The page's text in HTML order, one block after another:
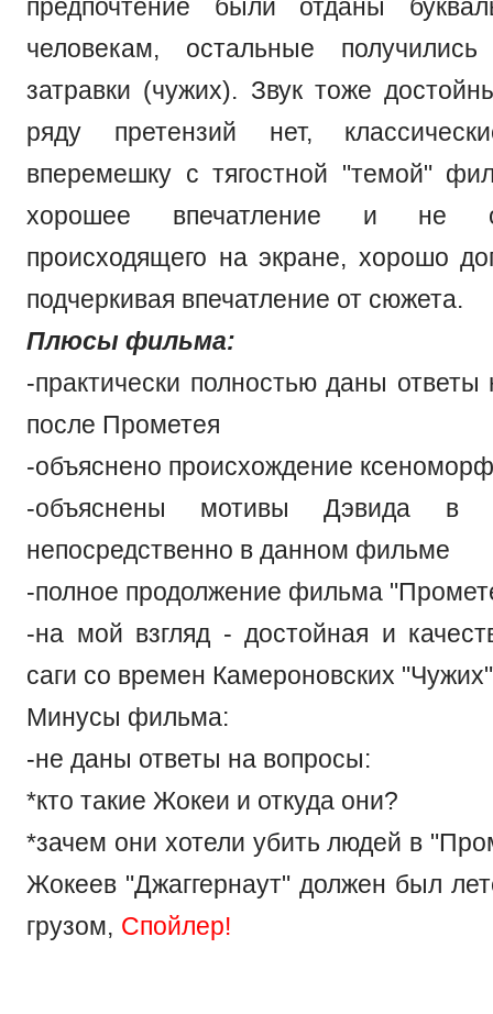
предпочтение были отданы
человекам, остальные
затравки (чужих). Звук тоже
ряду претензий нет,
вперемешку с тягостной "темой"
хорошее впечатление и не
происходящего на экране, хорошо
подчеркивая впечатление от сюжета.
Плюсы фильма:
-практически полностью даны
после Прометея
-объяснено происхождение
-объяснены мотивы Дэвида в
непосредственно в данном фильме
-полное продолжение фильма
-на мой взгляд - достойная и
саги со времен Камероновских "Чужих"
Минусы фильма:
-не даны ответы на вопросы:
*кто такие Жокеи и откуда они?
*зачем они хотели убить людей в
Жокеев "Джаггернаут" должен был
грузом, Спойлер!